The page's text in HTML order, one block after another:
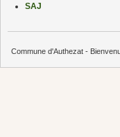
SAJ
Commune d'Authezat -